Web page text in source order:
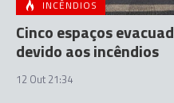
INCÊNDIOS
Cinco espaços
devido aos incêndios
12 Out 21:34